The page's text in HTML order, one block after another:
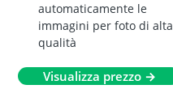
automaticamente le
immagini per foto di alta
qualità
Visualizza prezzo →